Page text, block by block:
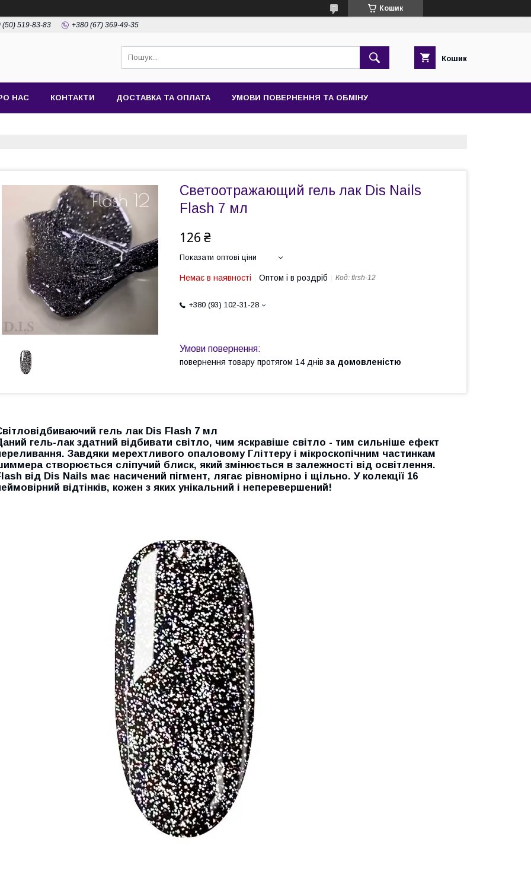
Кошик
(50) 519-83-83 +380 (67) 369-49-35
Кошик
НАС КОНТАКТИ ДОСТАВКА ТА ОПЛАТА УМОВИ ПОВЕРНЕННЯ ТА ОБМІНУ
Светоотражающий гель лак Dis Nails
Flash 7 мл
126 ₴
Показати оптові ціни
Немає в наявності Оптом і в роздріб Код: flrsh-12
+380 (93) 102-31-28
повернення товару протягом 14 днів за домовленістю
гель лак Dis Flash 7 мл
гель-лак здатний відбивати світло, чим яскравіше світло - тим сильніше ефект
Завдяки мерехтливого опаловому Гліттеру і мікроскопічним частинкам
створюється сліпучий блиск, який змінюється в залежності від освітлення.
від Dis Nails має насичений пігмент, лягає рівномірно і щільно. У колекції 16
відтінків, кожен з яких унікальний і неперевершений!